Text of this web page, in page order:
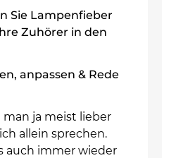
Sie Lampenfieber
Zuhörer in den
anpassen & Rede
man ja meist lieber
allein sprechen.
auch immer wieder